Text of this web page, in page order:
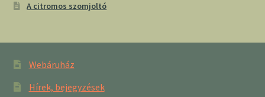
A citromos szomjoltó
Webáruház
Hírek, bejegyzések